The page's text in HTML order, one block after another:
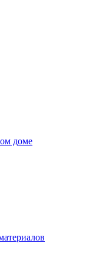
доме